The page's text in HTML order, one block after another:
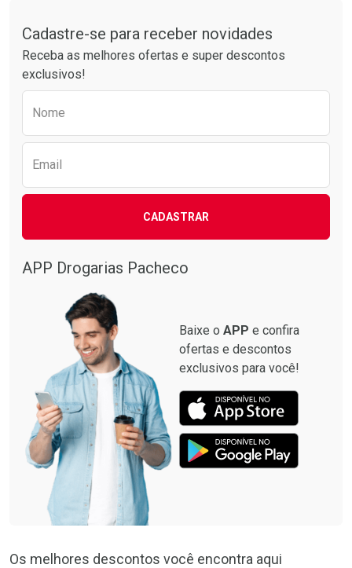
Ver Desconto Convênio Ver Desconto Convênio
Cadastre-se para receber novidades
Receba as melhores ofertas e super descontos
exclusivos!
Nome
Email
CADASTRAR
APP Drogarias Pacheco
Baixe o APP e confira
ofertas e descontos
exclusivos para você!
Os melhores descontos você encontra aqui